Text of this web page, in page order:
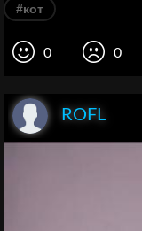
#кот
0 0
ROFL